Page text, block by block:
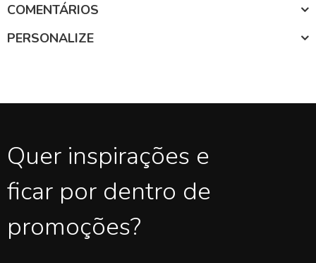
COMENTÁRIOS
PERSONALIZE
Quer inspirações e
ficar por dentro de
promoções?